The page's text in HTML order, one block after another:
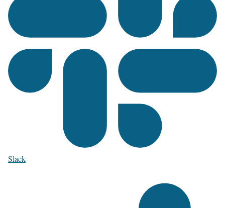
Slack